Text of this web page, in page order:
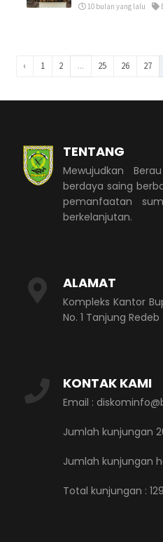
10 bulan yang lalu
‹ 1 2 ... 25 26 27
TENTANG
Mewujudkan
berdaya saing
pemanfaatan
berkelanjutan.
ALAMAT
Kompleks Kantor
No. 1 Tanjung
KONTAK KAMI
Email :
Jumlah kunjungan
Jumlah kunjungan
Total kunjungan :